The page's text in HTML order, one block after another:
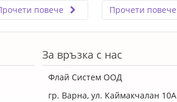
повече
Прочети повече
За връзка с нас
Флай Систем ООД
гр. Варна, ул. Каймакчалан 10А